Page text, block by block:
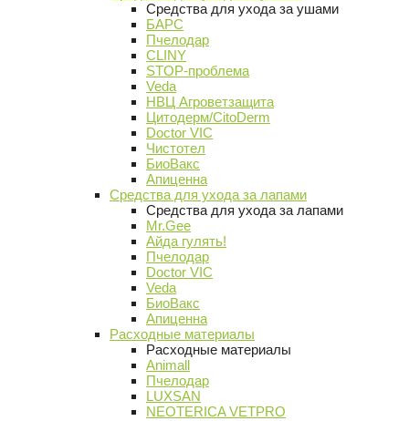
Средства для ухода за ушами
БАРС
Пчелодар
CLINY
STOP-проблема
Veda
НВЦ Агроветзащита
Цитодерм/CitoDerm
Doctor VIC
Чистотел
БиоВакс
Апиценна
Средства для ухода за лапами
Средства для ухода за лапами
Mr.Gee
Айда гулять!
Пчелодар
Doctor VIC
Veda
БиоВакс
Апиценна
Расходные материалы
Расходные материалы
Animall
Пчелодар
LUXSAN
NEOTERICA VETPRO